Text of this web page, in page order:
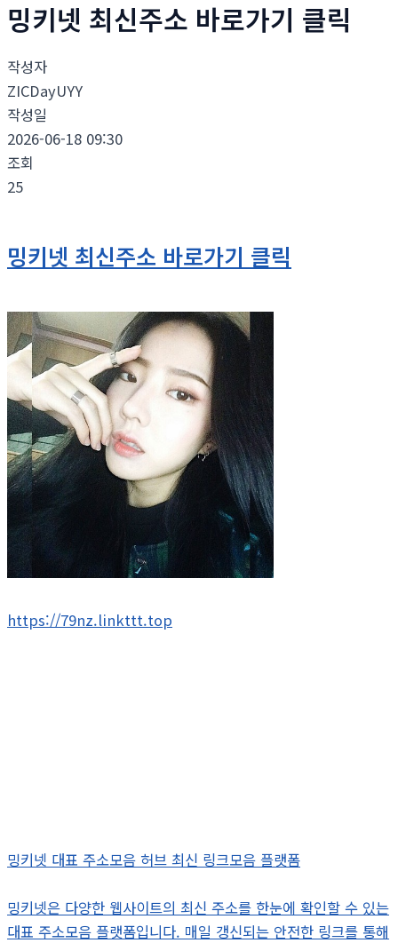
밍키넷 최신주소 바로가기 클릭
작성자
ZICDayUYY
작성일
2026-06-18 09:30
조회
25
밍키넷 최신주소 바로가기 클릭
https://79nz.linkttt.top
밍키넷 대표 주소모음 허브 최신 링크모음 플랫폼
밍키넷은 다양한 웹사이트의 최신 주소를 한눈에 확인할 수 있는
대표 주소모음 플랫폼입니다. 매일 갱신되는 안전한 링크를 통해